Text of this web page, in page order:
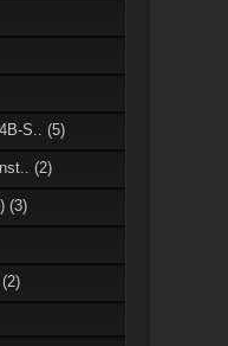
S.. (5)
(2)
(3)
(2)